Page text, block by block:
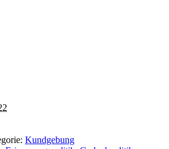
Kundgebung